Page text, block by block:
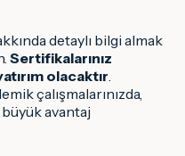
detaylı bilgi almak
Sertifikalarınız
olacaktır
çalışmalarınızda,
büyük avantaj